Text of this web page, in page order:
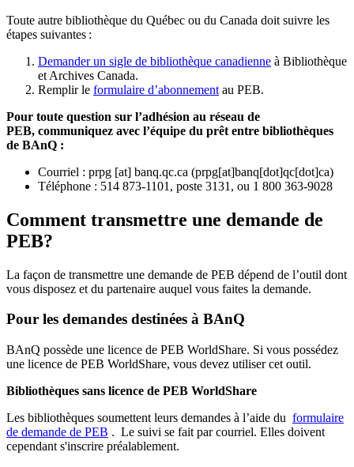
Toute autre bibliothèque du Québec ou du Canada doit suivre les
étapes suivantes :
Demander un sigle de bibliothèque canadienne à Bibliothèque
et Archives Canada.
Remplir le formulaire d’abonnement au PEB.
Pour toute question sur l’adhésion au réseau de
PEB, communiquez avec l’équipe du prêt entre bibliothèques
de BAnQ :
Courriel : prpg [at] banq.qc.ca (prpg[at]banq[dot]qc[dot]ca)
Téléphone : 514 873-1101, poste 3131, ou 1 800 363-9028
Comment transmettre une demande de
PEB?
La façon de transmettre une demande de PEB dépend de l’outil dont
vous disposez et du partenaire auquel vous faites la demande.
Pour les demandes destinées à BAnQ
BAnQ possède une licence de PEB WorldShare. Si vous possédez
une licence de PEB WorldShare, vous devez utiliser cet outil.
Bibliothèques sans licence de PEB WorldShare
Les bibliothèques soumettent leurs demandes à l’aide du formulaire
de demande de PEB . Le suivi se fait par courriel. Elles doivent
cependant s'inscrire préalablement.